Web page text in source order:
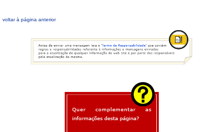
voltar à página anterior